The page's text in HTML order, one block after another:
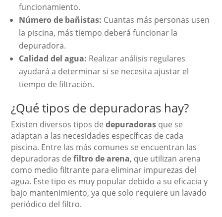
funcionamiento.
Número de bañistas: Cuantas más personas usen
la piscina, más tiempo deberá funcionar la
depuradora.
Calidad del agua: Realizar análisis regulares
ayudará a determinar si se necesita ajustar el
tiempo de filtración.
¿Qué tipos de depuradoras hay?
Existen diversos tipos dedepuradoras que se
adaptan a las necesidades específicas de cada
piscina. Entre las más comunes se encuentran las
depuradoras defiltro de arena, que utilizan arena
como medio filtrante para eliminar impurezas del
agua. Este tipo es muy popular debido a su eficacia y
bajo mantenimiento, ya que solo requiere un lavado
periódico del filtro.